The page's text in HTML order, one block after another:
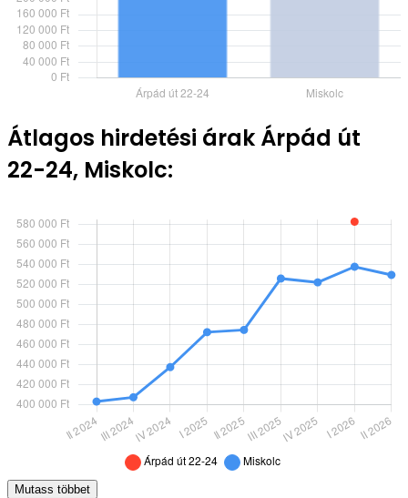
Átlagos hirdetési árak Árpád út
22-24, Miskolc:
Mutass többet